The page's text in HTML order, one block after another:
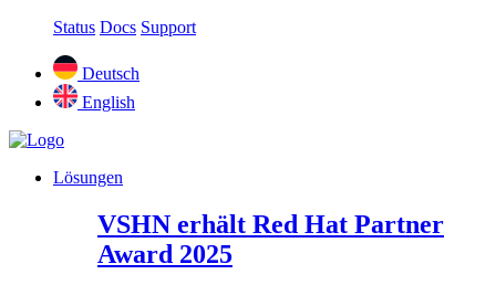
Status Docs Support
Deutsch
English
Lösungen
VSHN erhält Red Hat Partner
Award 2025